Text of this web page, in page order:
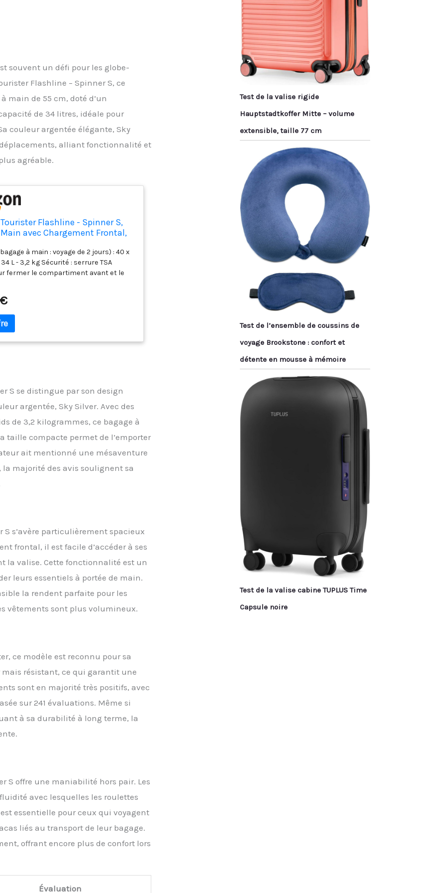
souvent un défi pour les globe-
Flashline – Spinner S, ce
main de 55 cm, doté d’un
de 34 litres, idéale pour
couleur argentée élégante, Sky
alliant fonctionnalité et
agréable.
Flashline - Spinner S,
avec Chargement Frontal,
à main : voyage de 2 jours) : 40 x
L - 3,2 kg Sécurité : serrure TSA
fermer le compartiment avant et le
ordinateurs portables jusqu'à 15,6
tablettes jusqu'à 10,5 pouces Texture
robuste, avec une structure de
qui offre une protection contre
S se distingue par son design
argentée, Sky Silver. Avec des
de 3,2 kilogrammes, ce bagage à
taille compacte permet de l’emporter
ait mentionné une mésaventure
majorité des avis soulignent sa
S s’avère particulièrement spacieux
frontal, il est facile d’accéder à ses
la valise. Cette fonctionnalité est un
leurs essentiels à portée de main.
la rendent parfaite pour les
vêtements sont plus volumineux.
ce modèle est reconnu pour sa
résistant, ce qui garantit une
sont en majorité très positifs, avec
sur 241 évaluations. Même si
à sa durabilité à long terme, la
S offre une maniabilité hors pair. Les
avec lesquelles les roulettes
essentielle pour ceux qui voyagent
liés au transport de leur bagage.
offrant encore plus de confort lors
Évaluation
Test de la valise rigide
Hauptstadtkoffer Mitte – volume
extensible, taille 77 cm
Test de l’ensemble de coussins de
voyage Brookstone : confort et
détente en mousse à mémoire
Test de la valise cabine TUPLUS Time
Capsule noire